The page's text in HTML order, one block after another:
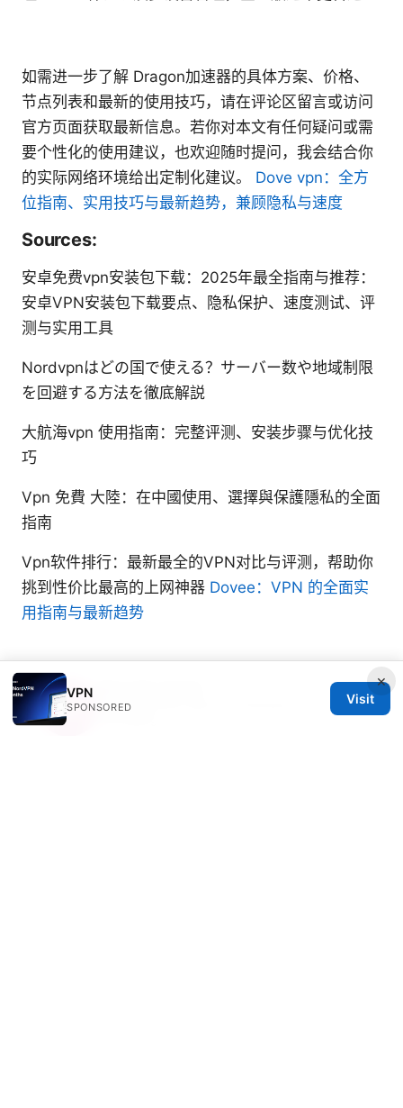
如需进一步了解 Dragon加速器的具体方案、价格、
节点列表和最新的使用技巧，请在评论区留言或访问
官方页面获取最新信息。若你对本文有任何疑问或需
要个性化的使用建议，也欢迎随时提问，我会结合你
的实际网络环境给出定制化建议。 Dove vpn：全方
位指南、实用技巧与最新趋势，兼顾隐私与速度
Sources:
安卓免费vpn安装包下载：2025年最全指南与推荐：
安卓VPN安装包下载要点、隐私保护、速度测试、评
测与实用工具
Nordvpnはどの国で使える？サーバー数や地域制限
を回避する方法を徹底解説
大航海vpn 使用指南：完整评测、安装步骤与优化技
巧
Vpn 免費 大陸：在中國使用、選擇與保護隱私的全面
指南
Vpn软件排行：最新最全的VPN对比与评测，帮助你
挑到性价比最高的上网神器 Dovee：VPN 的全面实
用指南与最新趋势
Marcello writes about ad-blocking and secure
×
VPN
SPONSORED
Visit